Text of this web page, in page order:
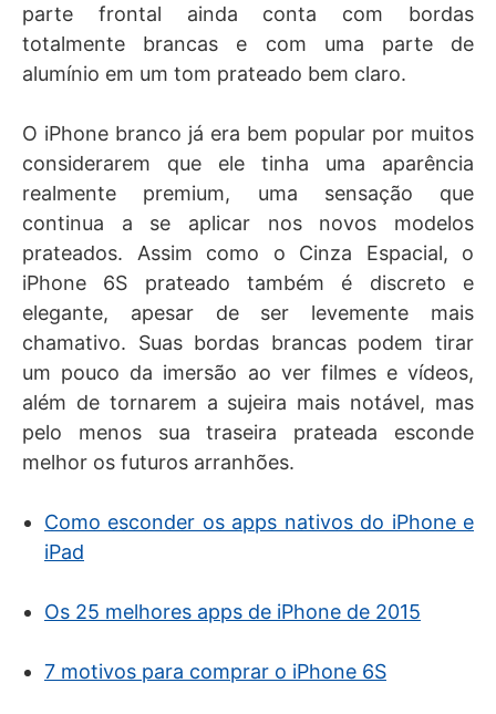
parte frontal ainda conta com bordas
totalmente brancas e com uma parte de
alumínio em um tom prateado bem claro.
O iPhone branco já era bem popular por muitos
considerarem que ele tinha uma aparência
realmente premium, uma sensação que
continua a se aplicar nos novos modelos
prateados. Assim como o Cinza Espacial, o
iPhone 6S prateado também é discreto e
elegante, apesar de ser levemente mais
chamativo. Suas bordas brancas podem tirar
um pouco da imersão ao ver filmes e vídeos,
além de tornarem a sujeira mais notável, mas
pelo menos sua traseira prateada esconde
melhor os futuros arranhões.
Como esconder os apps nativos do iPhone e
iPad
Os 25 melhores apps de iPhone de 2015
7 motivos para comprar o iPhone 6S